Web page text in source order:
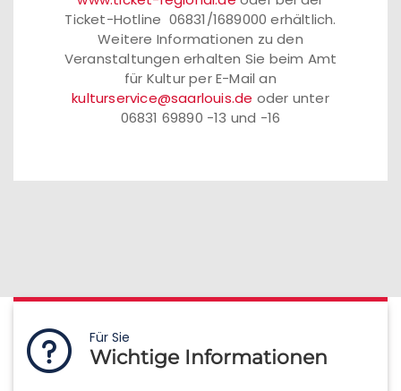
Ticket-Hotline 06831/1689000 erhältlich.
Weitere Informationen zu den
Veranstaltungen erhalten Sie beim Amt
für Kultur per E-Mail an
kulturservice@saarlouis.de oder unter
06831 69890 -13 und -16
Für Sie
Wichtige Informationen